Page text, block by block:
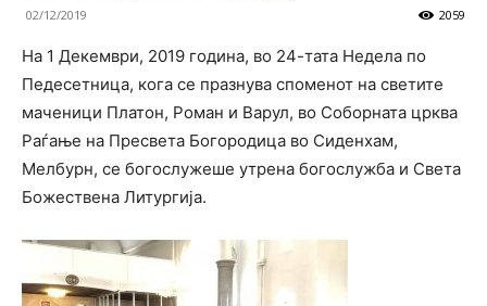
02/12/2019 2059
На 1 Декември, 2019 година, во 24-тата Недела по
Педесетница, кога се празнува споменот на светите
маченици Платон, Роман и Варул, во Соборната црква
Раѓање на Пресвета Богородица во Сиденхам,
Мелбурн, се богослужеше утрена богослужба и Света
Божествена Литургија.